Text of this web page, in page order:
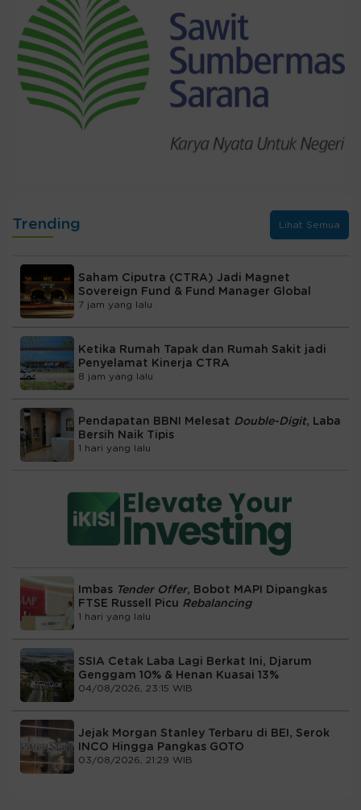
Trending Lihat Semua
Saham Ciputra (CTRA) Jadi Magnet
Sovereign Fund & Fund Manager Global
7 jam yang lalu
Ketika Rumah Tapak dan Rumah Sakit jadi
Penyelamat Kinerja CTRA
8 jam yang lalu
Pendapatan BBNI Melesat Double-Digit, Laba
Bersih Naik Tipis
1 hari yang lalu
Imbas Tender Offer, Bobot MAPI Dipangkas
FTSE Russell Picu Rebalancing
1 hari yang lalu
SSIA Cetak Laba Lagi Berkat Ini, Djarum
Genggam 10% & Henan Kuasai 13%
04/08/2026, 23:15 WIB
Jejak Morgan Stanley Terbaru di BEI, Serok
INCO Hingga Pangkas GOTO
03/08/2026, 21:29 WIB